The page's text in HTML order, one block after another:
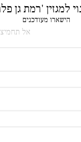
למגזין 'רמת גן
הישארו מעודכנים
אל